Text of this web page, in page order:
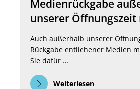
Medienrückgabe
unserer Öffnungszeit
Auch außerhalb unserer
Rückgabe entliehener Medien
Sie dafür …
Weiterlesen